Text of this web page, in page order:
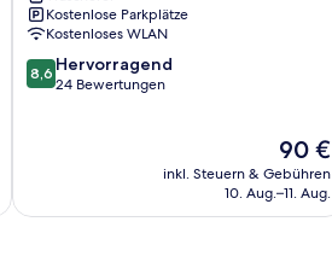
Dammartin
Kostenlose Parkplätze
Kostenloses WLAN
8.6
von
8,6 Hervorragend
24 Bewertungen
Der
Preis
beträgt
90 €
inkl. Steuern & Gebühren
10. Aug.–11. Aug.